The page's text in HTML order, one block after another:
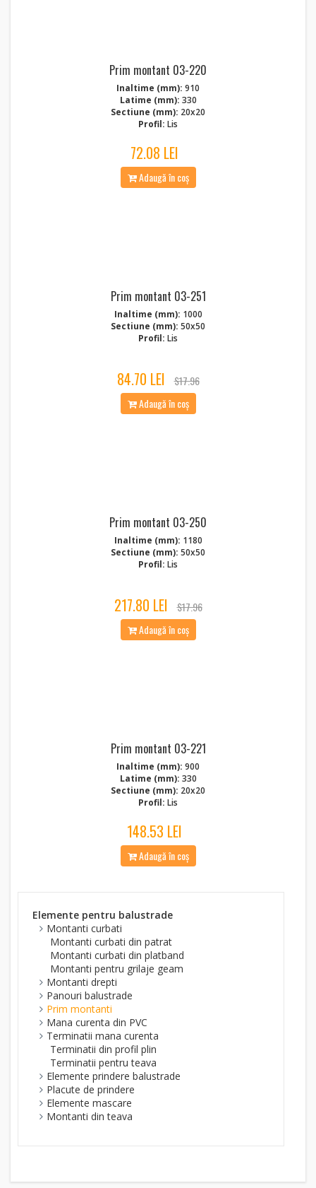
Prim montant 03-220
Inaltime (mm): 910
Latime (mm): 330
Sectiune (mm): 20x20
Profil: Lis
72.08 LEI
Adaugă în coș
Prim montant 03-251
Inaltime (mm): 1000
Sectiune (mm): 50x50
Profil: Lis
84.70 LEI
$17.96
Adaugă în coș
Prim montant 03-250
Inaltime (mm): 1180
Sectiune (mm): 50x50
Profil: Lis
217.80 LEI
$17.96
Adaugă în coș
Prim montant 03-221
Inaltime (mm): 900
Latime (mm): 330
Sectiune (mm): 20x20
Profil: Lis
148.53 LEI
Adaugă în coș
Elemente pentru balustrade
Montanti curbati
Montanti curbati din patrat
Montanti curbati din platband
Montanti pentru grilaje geam
Montanti drepti
Panouri balustrade
Prim montanti
Mana curenta din PVC
Terminatii mana curenta
Terminatii din profil plin
Terminatii pentru teava
Elemente prindere balustrade
Placute de prindere
Elemente mascare
Montanti din teava